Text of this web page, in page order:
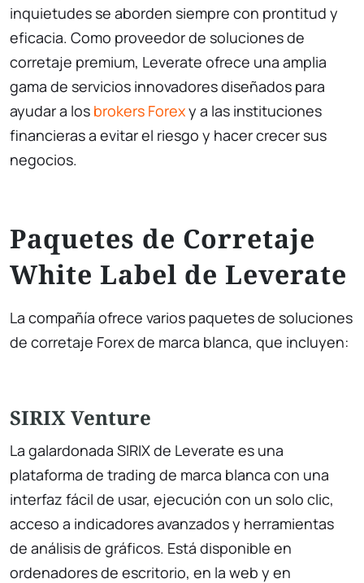
inquietudes se aborden siempre con prontitud y
eficacia. Como proveedor de soluciones de
corretaje premium, Leverate ofrece una amplia
gama de servicios innovadores diseñados para
ayudar a los brokers Forexy a las instituciones
financieras a evitar el riesgo y hacer crecer sus
negocios.
Paquetes de Corretaje
White Label de Leverate
La compañía ofrece varios paquetes de soluciones
de corretaje Forex de marca blanca, que incluyen:
SIRIX Venture
La galardonada SIRIX de Leverate es una
plataforma de trading de marca blanca con una
interfaz fácil de usar, ejecución con un solo clic,
acceso a indicadores avanzados y herramientas
de análisis de gráficos. Está disponible en
ordenadores de escritorio, en la web y en